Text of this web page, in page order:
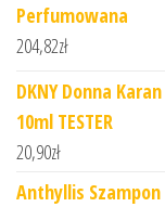
Perfumowana
204,82zł
DKNY Donna
10ml TESTER
20,90zł
Anthyllis